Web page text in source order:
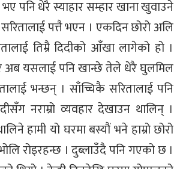
पनि धेरै स्याहार सम्हार खाना खुवाउने
पत्तै भएन । एकदिन छोरो अलि
तिम्रै दिदीको आँखा लागेको हो ।
अब यसलाई पनि खान्छे तेले धेरै घुलमिल
भन्छन् । साँच्चिकै सरितालाई पनि
नराम्रो व्यवहार देखाउन थालिन् ।
हामी यो घरमा बस्यौं भने हाम्रो छोरो
रोइरहन्छ । दुब्लाउँदै पनि गएको छ ।